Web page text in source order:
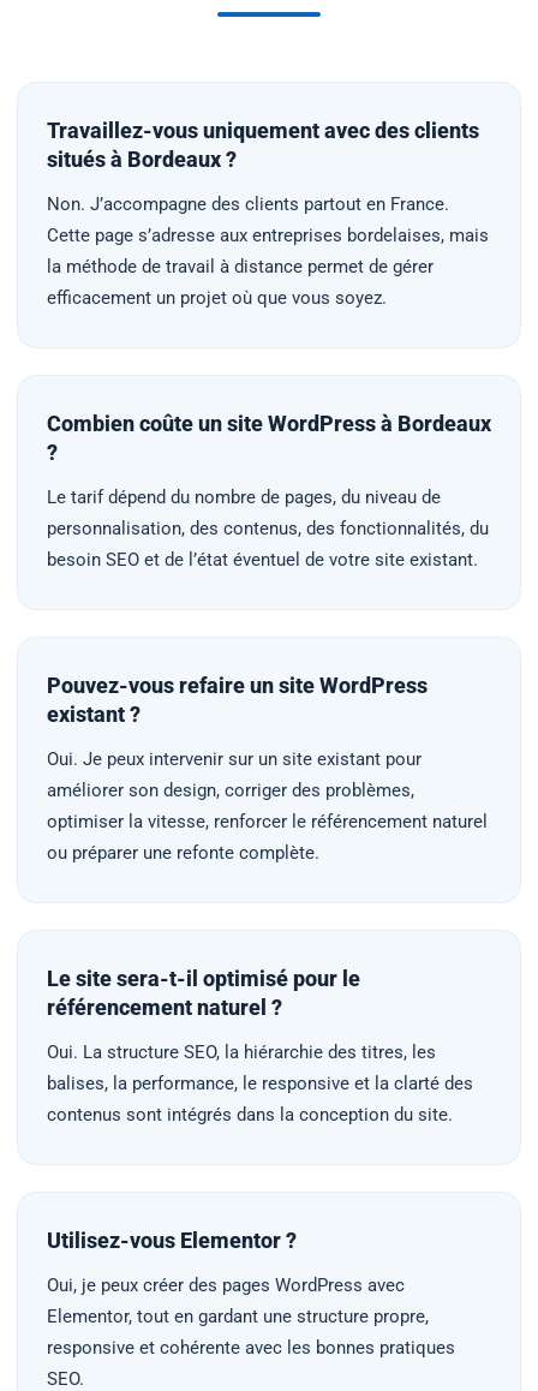
Travaillez-vous uniquement avec des clients
situés à Bordeaux ?
Non. J’accompagne des clients partout en France.
Cette page s’adresse aux entreprises bordelaises, mais
la méthode de travail à distance permet de gérer
efficacement un projet où que vous soyez.
Combien coûte un site WordPress à Bordeaux
?
Le tarif dépend du nombre de pages, du niveau de
personnalisation, des contenus, des fonctionnalités, du
besoin SEO et de l’état éventuel de votre site existant.
Pouvez-vous refaire un site WordPress
existant ?
Oui. Je peux intervenir sur un site existant pour
améliorer son design, corriger des problèmes,
optimiser la vitesse, renforcer le référencement naturel
ou préparer une refonte complète.
Le site sera-t-il optimisé pour le
référencement naturel ?
Oui. La structure SEO, la hiérarchie des titres, les
balises, la performance, le responsive et la clarté des
contenus sont intégrés dans la conception du site.
Utilisez-vous Elementor ?
Oui, je peux créer des pages WordPress avec
Elementor, tout en gardant une structure propre,
responsive et cohérente avec les bonnes pratiques
SEO.